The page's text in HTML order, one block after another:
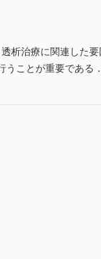
析治療に関連した要
ことが重要である．